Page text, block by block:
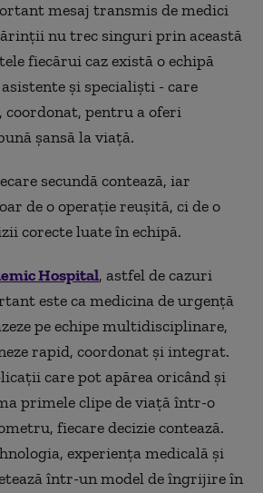
mesaj transmis de medici
nu trec singuri prin această
fiecărui caz există o echipă
și specialiști - care
coordonat, pentru a oferi
șansă la viață.
secundă contează, iar
de o operație reușită, ci de o
corecte luate în echipă.
Hospital, astfel de cazuri
este ca medicina de urgență
pe echipe multidisciplinare,
rapid, coordonat și integrat.
care pot apărea oricând și
primele clipe de viață într-o
fiecare decizie contează.
experiența medicală și
într-un model de îngrijire în